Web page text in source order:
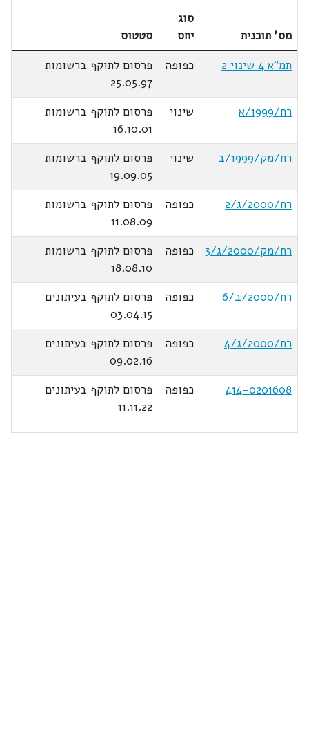
מס' תוכנית
סוג
יחס
סטטוס
תמ"א 4 שינוי 2
כפופה
פרסום לתוקף ברשומות
25.05.97
רח/1999/א
שינוי
פרסום לתוקף ברשומות
16.10.01
רח/מק/1999/ב
שינוי
פרסום לתוקף ברשומות
19.09.05
רח/2000/ג/2
כפופה
פרסום לתוקף ברשומות
11.08.09
רח/מק/2000/ג/3
כפופה
פרסום לתוקף ברשומות
18.08.10
רח/2000/ב/6
כפופה
פרסום לתוקף בעיתונים
03.04.15
רח/2000/ג/4
כפופה
פרסום לתוקף בעיתונים
09.02.16
414-0201608
כפופה
פרסום לתוקף בעיתונים
11.11.22